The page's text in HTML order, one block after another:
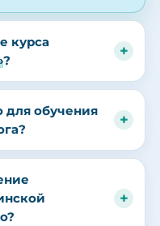
курса
?
для обучения